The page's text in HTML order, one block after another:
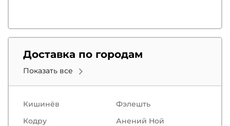
Доставка по городам
Показать все
Кишинёв
Фэлешть
Кодру
Анений Ной